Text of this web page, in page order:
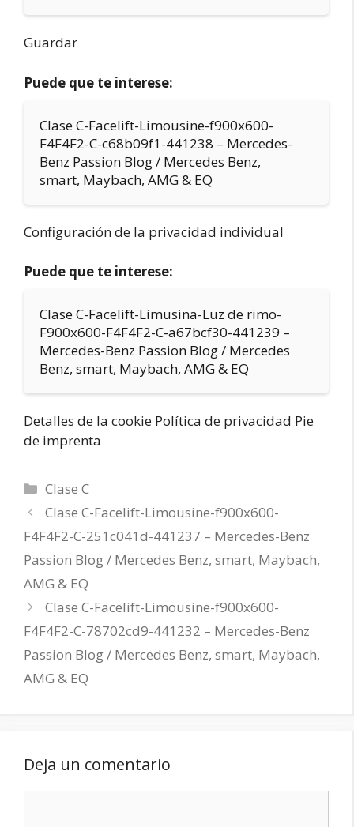
Guardar
Puede que te interese:
Clase C-Facelift-Limousine-f900x600-
F4F4F2-C-c68b09f1-441238 – Mercedes-
Benz Passion Blog / Mercedes Benz,
smart, Maybach, AMG & EQ
Configuración de la privacidad individual
Puede que te interese:
Clase C-Facelift-Limusina-Luz de rimo-
F900x600-F4F4F2-C-a67bcf30-441239 –
Mercedes-Benz Passion Blog / Mercedes
Benz, smart, Maybach, AMG & EQ
Detalles de la cookie Política de privacidad Pie
de imprenta
Categorías
Clase C
Clase C-Facelift-Limousine-f900x600-
F4F4F2-C-251c041d-441237 – Mercedes-Benz
Passion Blog / Mercedes Benz, smart, Maybach,
AMG & EQ
Clase C-Facelift-Limousine-f900x600-
F4F4F2-C-78702cd9-441232 – Mercedes-Benz
Passion Blog / Mercedes Benz, smart, Maybach,
AMG & EQ
Deja un comentario